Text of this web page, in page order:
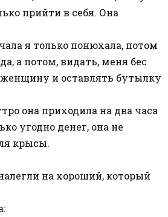
прийти в себя. Она
я только понюхала, потом
а потом, видать, меня бес
и оставлять бутылку
она приходила на два часа
угодно денег, она не
крысы.
на хороший, который